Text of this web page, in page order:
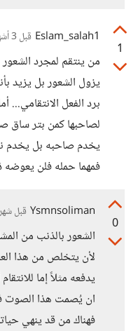
1
Eslam_salah1 قبل 3 أشهر
من ينتقم لمجرد
يزول الشعور بل يزيد
برد الفعل
لصاحبها كمن بتر ساق
يخدم صاحبه بل يخدم
فمهما حمله فلن يعوضه
0
Ysmnsoliman قبل
الشعور بالذنب من
لأن يتخلص من هذا
يدفعه مثلاً إما
ان يُصمت هذا الصوت
فهناك من قد ينهي